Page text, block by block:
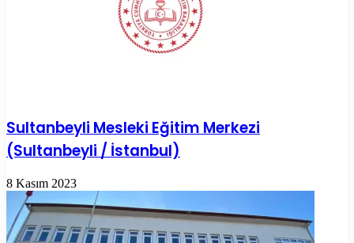
Sultanbeyli Mesleki Eğitim Merkezi
(Sultanbeyli / İstanbul)
8 Kasım 2023